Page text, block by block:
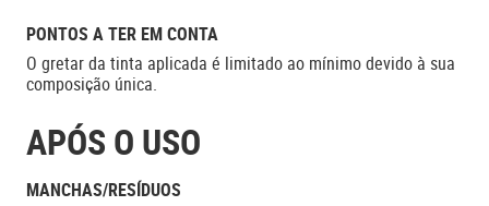
PONTOS A TER EM CONTA
O gretar da tinta aplicada é limitado ao mínimo devido à sua
composição única.
APÓS O USO
MANCHAS/RESÍDUOS